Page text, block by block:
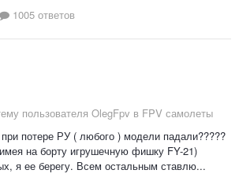
1005 ответов
пользователя OlegFpv в FPV самолеты
потере РУ ( любого ) модели падали?????
на борту игрушечную фишку FY-21)
я ее берегу. Всем остальным ставлю...